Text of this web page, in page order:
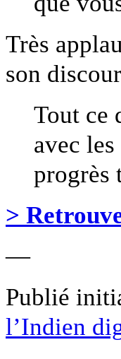
Très
son
Tout ce
avec
progrès
>
—
Publié
l’Indien